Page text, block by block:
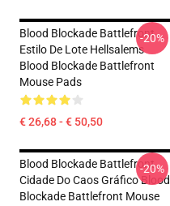
Blood Blockade Battlefront
Estilo De Lote Hellsalems
Blood Blockade Battlefront
Mouse Pads
€ 26,68 - € 50,50
-20%
Blood Blockade Battlefront
Cidade Do Caos Gráfico Blood
Blockade Battlefront Mouse
-20%